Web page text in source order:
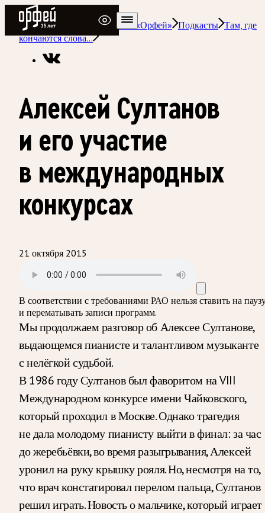
Радио Орфей
Радио классической музыки «Орфей» Подкасты Там, где
кончаются слова…
Алексей Султанов
и его участие
в международных
конкурсах
21 октября 2015
В соответствии с требованиями РАО нельзя ставить на
и перематывать записи программ.
Мы продолжаем разговор об Алексее Султанове,
выдающемся пианисте и талантливом музыканте
с нелёгкой судьбой.
В 1986 году Султанов был фаворитом на VIII
Международном конкурсе имени Чайковского,
который проходил в Москве. Однако трагедия
не дала молодому пианисту выйти в финал: за час
до жеребьёвки, во время разыгрывания, Алексей
уронил на руку крышку рояля. Но, несмотря на то,
что врач констатировал перелом пальца, Султанов
решил играть. Новость о мальчике, который играет